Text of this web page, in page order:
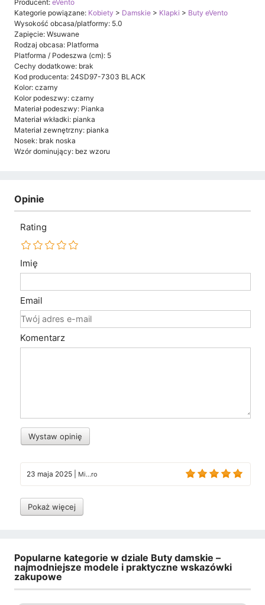
Producent: eVento
Kategorie powiązane: Kobiety > Damskie > Klapki > Buty eVento
Wysokość obcasa/platformy: 5.0
Zapięcie: Wsuwane
Rodzaj obcasa: Platforma
Platforma / Podeszwa (cm): 5
Cechy dodatkowe: brak
Kod producenta: 24SD97-7303 BLACK
Kolor: czarny
Kolor podeszwy: czarny
Materiał podeszwy: Pianka
Materiał wkładki: pianka
Materiał zewnętrzny: pianka
Nosek: brak noska
Wzór dominujący: bez wzoru
Opinie
Rating
Imię
Email
Komentarz
Wystaw opinię
23 maja 2025 Mi...ro
Pokaż więcej
Popularne kategorie w dziale Buty damskie –
najmodniejsze modele i praktyczne wskazówki
zakupowe